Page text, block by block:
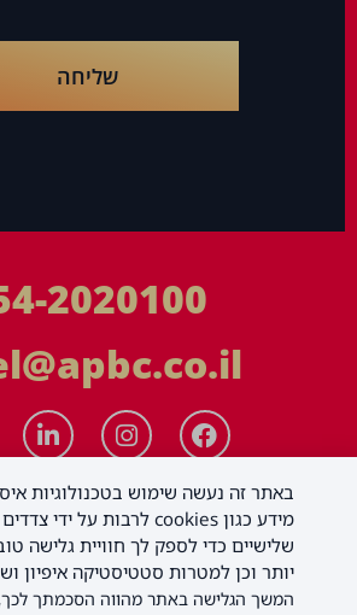
שליחה
2020100
באתר זה נעשה שימוש בטכנולוגיות
מידע כגון cookies לרבות על ידי צדדים
שלישיים כדי לספק לך חוויית גלישה
יותר וכן למטרות סטטיסטיקה איפיון
המשך הגלישה באתר מהווה הסכמתך לכך,